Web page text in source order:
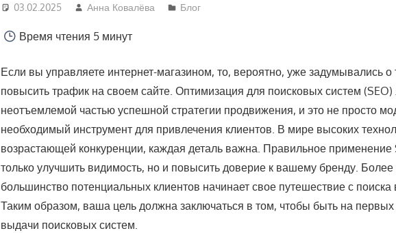
03.02.2025 Анна Ковалёва Блог
Время чтения 5 минут
Если вы управляете интернет-магазином, то, вероятно, уже задумывались о
повысить трафик на своем сайте. Оптимизация для поисковых систем (SEO)
неотъемлемой частью успешной стратегии продвижения, и это не просто
необходимый инструмент для привлечения клиентов. В мире высоких
возрастающей конкуренции, каждая деталь важна. Правильное применение
только улучшить видимость, но и повысить доверие к вашему бренду. Более
большинство потенциальных клиентов начинает свое путешествие с поиска
Таким образом, ваша цель должна заключаться в том, чтобы быть на первых
выдачи поисковых систем.